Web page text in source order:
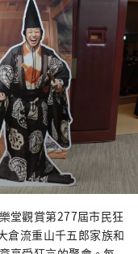
堂觀賞第277屆市民狂
倉流重山千五郎家族和